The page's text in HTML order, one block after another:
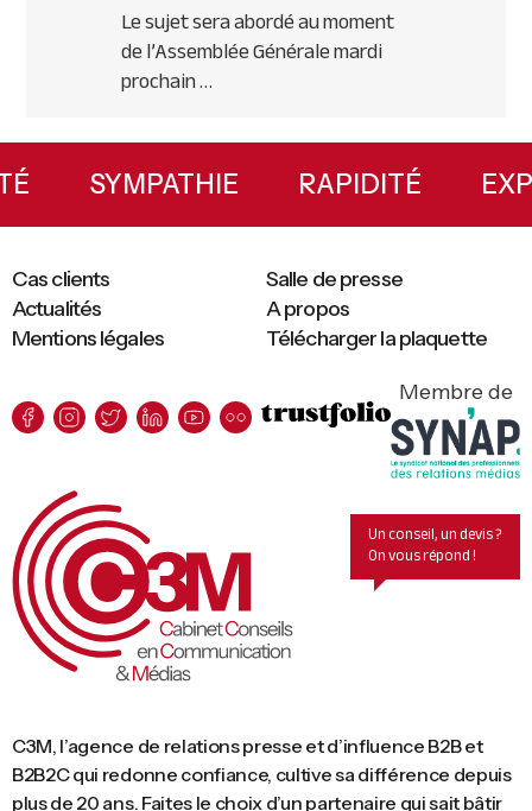
Le sujet sera abordé au moment
de l’Assemblée Générale mardi
prochain …
Primary
SidebarSYMPATHIE RAPIDITÉ
C3M, l’agence de relations presse et d’influence B2B et
B2B2C qui redonne confiance, cultive sa différence depuis
plus de 20 ans. Faites le choix d’un partenaire qui sait bâtir
Mentions légales Télécharger la plaquette
Cas clients
Salle de presse
Actualités
A propos
Membre de
Un conseil, un devis ?
On vous répond !